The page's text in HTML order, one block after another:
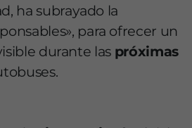
ha subrayado la
para ofrecer un
durante las próximas